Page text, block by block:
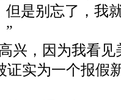
但是别忘了，我
”
兴，因为我看
证实为一个报假